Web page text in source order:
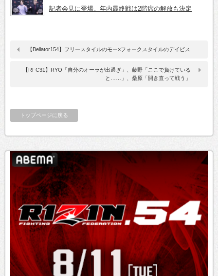
記者会見に登場。年内最終戦は2階席の解放も決定
【Bellator154】フリースタイルのモー×フォークスタイルのデイビス
【RFC31】RYO「自分のオーラが出過ぎ」、藤野「ここで負けている
と……」、桑原「開き直って戦う」
トップページに戻る